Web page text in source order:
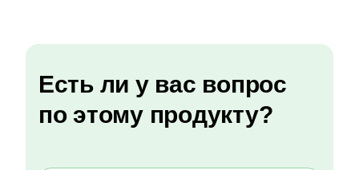
Есть ли у вас вопрос
по этому продукту?